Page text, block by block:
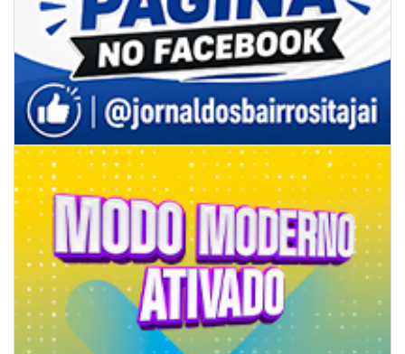
05/08/2026 | 07:00
Rede Municipal de Ensino inicia entrega de novos uniformes para
merendeiras
GERAL